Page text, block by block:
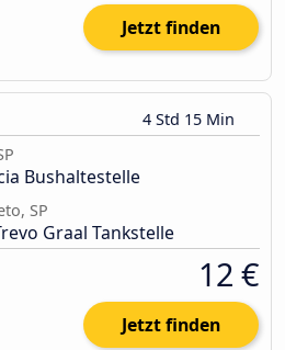
Jetzt finden
4 Std 15 Min
Bushaltestelle
SP
Graal Tankstelle
12 €
Jetzt finden